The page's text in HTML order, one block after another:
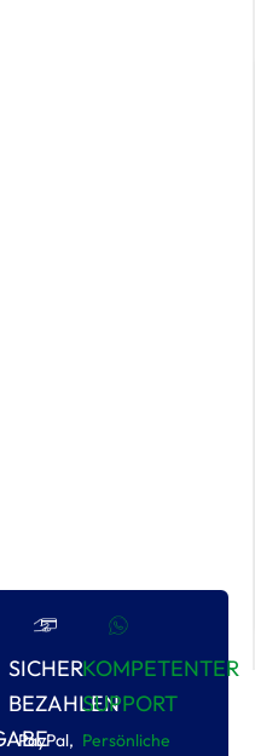
SICHER
BEZAHLEN
PayPal,
KOMPETENTER
SUPPORT
Persönliche